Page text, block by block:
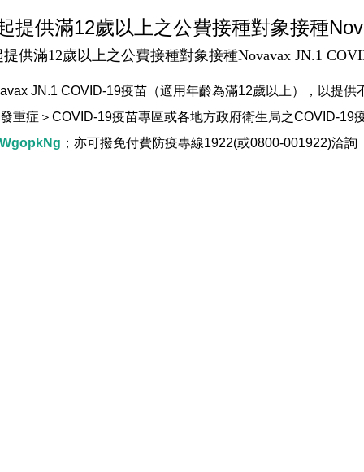
提供滿12歲以上之公費接種對象接種
供滿12歲以上之公費接種對象接種Novavax JN.1
JN.1 COVID-19疫苗（適用年齡為滿12歲以上），以提
重症＞COVID-19疫苗專區或各地方政府衛生局之COVID-19
；亦可撥免付費防疫專線1922(或0800-001922)洽詢